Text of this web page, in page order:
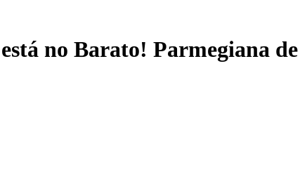
no Barato! Parmegiana